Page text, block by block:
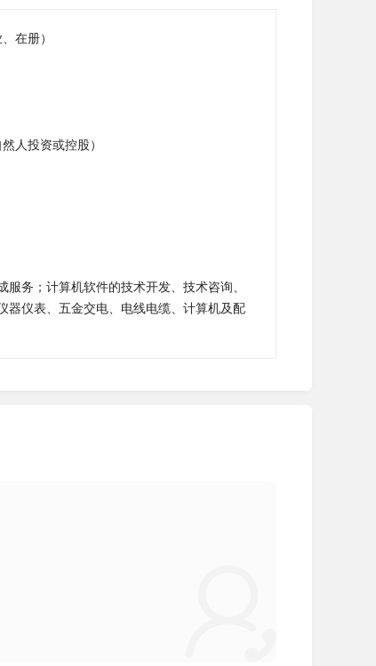
在册）
人投资或控股）
务；计算机软件的技术开发、技术咨询、
器仪表、五金交电、电线电缆、计算机及配